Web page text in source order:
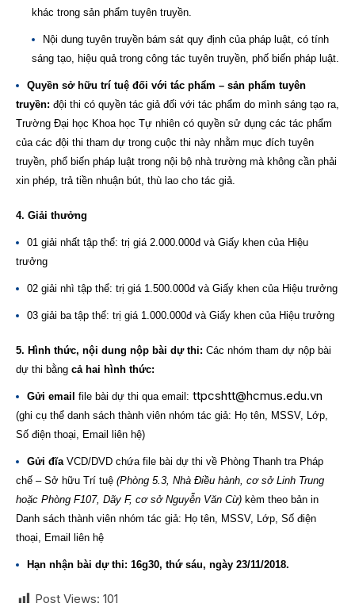
khác trong sản phẩm tuyên truyền.
Nội dung tuyên truyền bám sát quy định của pháp luật, có tính
sáng tạo, hiệu quả trong công tác tuyên truyền, phố biến pháp luật.
Quyền sở hữu trí tuệ đối với tác phẩm – sản phẩm tuyên
truyền: đội thi có quyền tác giả đối với tác phẩm do mình sáng tạo ra,
Trường Đại học Khoa học Tự nhiên có quyền sử dụng các tác phẩm
của các đội thi tham dự trong cuộc thi này nhằm mục đích tuyên
truyền, phổ biến pháp luật trong nội bộ nhà trường mà không cần phải
xin phép, trả tiền nhuận bút, thù lao cho tác giả.
4. Giải thưởng
01 giải nhất tập thể: trị giá 2.000.000đ và Giấy khen của Hiệu
trưởng
02 giải nhì tập thể: trị giá 1.500.000đ và Giấy khen của Hiệu trưởng
03 giải ba tập thể: trị giá 1.000.000đ và Giấy khen của Hiệu trưởng
5. Hình thức, nội dung nộp bài dự thi: Các nhóm tham dự nộp bài
dự thi bằng cả hai hình thức:
Gửi email file bài dự thi qua email: ttpcshtt@hcmus.edu.vn
(ghi cụ thể danh sách thành viên nhóm tác giả: Họ tên, MSSV, Lớp,
Số điện thoại, Email liên hệ)
Gửi đĩa VCD/DVD chứa file bài dự thi về Phòng Thanh tra Pháp
chế – Sở hữu Trí tuệ (Phòng 5.3, Nhà Điều hành, cơ sở Linh Trung
hoặc Phòng F107, Dãy F, cơ sở Nguyễn Văn Cừ) kèm theo bản in
Danh sách thành viên nhóm tác giả: Họ tên, MSSV, Lớp, Số điện
thoại, Email liên hệ
Hạn nhận bài dự thi: 16g30, thứ sáu, ngày 23/11/2018.
Post Views: 101